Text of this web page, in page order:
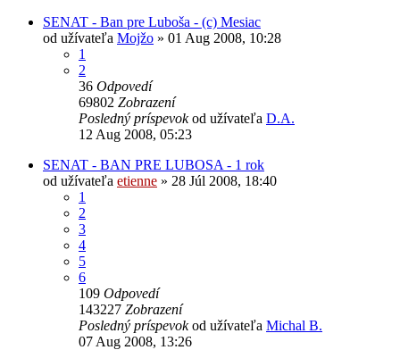
SENAT - Ban pre Luboša - (c) Mesiac
od užívateľa Mojžo » 01 Aug 2008, 10:28
1
2
36 Odpovedí
69802 Zobrazení
Posledný príspevokod užívateľa D.A.
12 Aug 2008, 05:23
SENAT - BAN PRE LUBOSA - 1 rok
od užívateľa etienne » 28 Júl 2008, 18:40
1
2
3
4
5
6
109 Odpovedí
143227 Zobrazení
Posledný príspevokod užívateľa Michal B.
07 Aug 2008, 13:26